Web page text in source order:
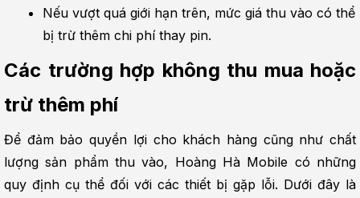
Nếu vượt quá giới hạn trên, mức giá thu vào có thể
bị trừ thêm chi phí thay pin.
Các trường hợp không thu mua hoặc
trừ thêm phí
Để đảm bảo quyền lợi cho khách hàng cũng như chất
lượng sản phẩm thu vào, Hoàng Hà Mobile có những
quy định cụ thể đối với các thiết bị gặp lỗi. Dưới đây là